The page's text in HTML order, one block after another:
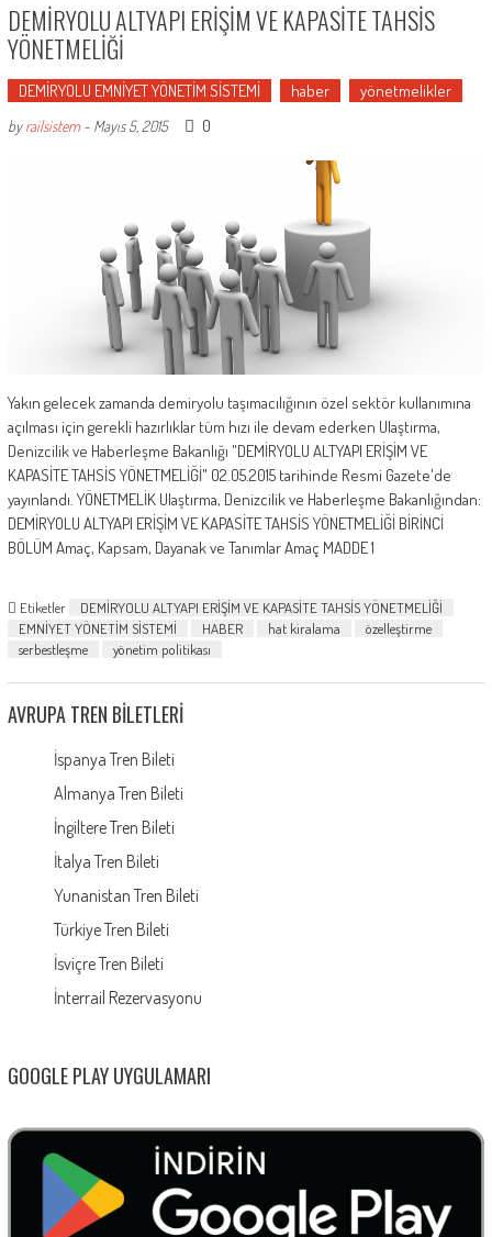
DEMİRYOLU ALTYAPI ERİŞİM VE KAPASİTE TAHSİS
YÖNETMELİĞİ
DEMİRYOLU EMNİYET YÖNETİM SİSTEMİ haber yönetmelikler
byrailsistem- Mayıs 5, 2015 0
Yakın gelecek zamanda demiryolu taşımacılığının özel sektör kullanımına
açılması için gerekli hazırlıklar tüm hızı ile devam ederken Ulaştırma,
Denizcilik ve Haberleşme Bakanlığı "DEMİRYOLU ALTYAPI ERİŞİM VE
KAPASİTE TAHSİS YÖNETMELİĞİ" 02.05.2015 tarihinde Resmi Gazete'de
yayınlandı. YÖNETMELİK Ulaştırma, Denizcilik ve Haberleşme Bakanlığından:
DEMİRYOLU ALTYAPI ERİŞİM VE KAPASİTE TAHSİS YÖNETMELİĞİ BİRİNCİ
BÖLÜM Amaç, Kapsam, Dayanak ve Tanımlar Amaç MADDE 1
Etiketler
DEMİRYOLU ALTYAPI ERİŞİM VE KAPASİTE TAHSİS YÖNETMELİĞİ
EMNİYET YÖNETİM SİSTEMİ
HABER hat kiralama
özelleştirme
serbestleşme
yönetim politikası
AVRUPA TREN BILETLERI
İspanya Tren Bileti
Almanya Tren Bileti
İngiltere Tren Bileti
İtalya Tren Bileti
Yunanistan Tren Bileti
Türkiye Tren Bileti
İsviçre Tren Bileti
İnterrail Rezervasyonu
GOOGLE PLAY UYGULAMARI